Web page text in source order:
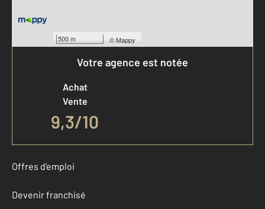
500 m ©Mappy
Votre agence est notée
Achat
Vente
9,3/10
Offres d'emploi
Devenir franchisé